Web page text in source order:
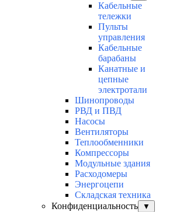
Кабельные
тележки
Пульты
управления
Кабельные
барабаны
Канатные и
цепные
электротали
Шинопроводы
РВД и ПВД
Насосы
Вентиляторы
Теплообменники
Компрессоры
Модульные здания
Расходомеры
Энергоцепи
Складская техника
Конфиденциальность
▼